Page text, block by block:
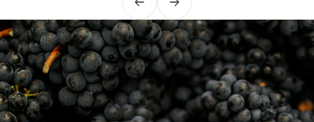
PrécédentSuivant